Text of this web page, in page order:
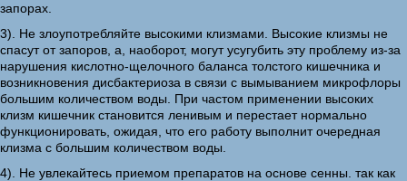
запорах.
3). Не злоупотребляйте высокими клизмами. Высокие клизмы не
спасут от запоров, а, наоборот, могут усугубить эту проблему из-за
нарушения кислотно-щелочного баланса толстого кишечника и
возникновения дисбактериоза в связи с вымыванием микрофлоры
большим количеством воды. При частом применении высоких
клизм кишечник становится ленивым и перестает нормально
функционировать, ожидая, что его работу выполнит очередная
клизма с большим количеством воды.
4). Не увлекайтесь приемом препаратов на основе сенны. так как